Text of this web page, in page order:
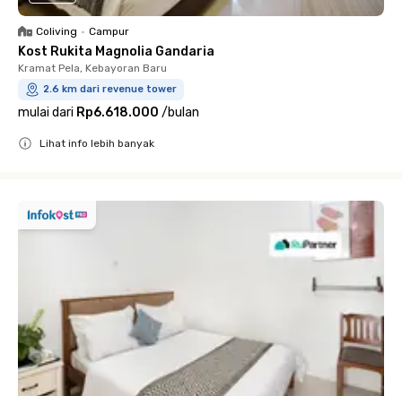
Coliving • Campur
Kost Rukita Magnolia Gandaria
Kramat Pela, Kebayoran Baru
2.6 km dari revenue tower
mulai dari Rp6.618.000 /bulan
Lihat info lebih banyak